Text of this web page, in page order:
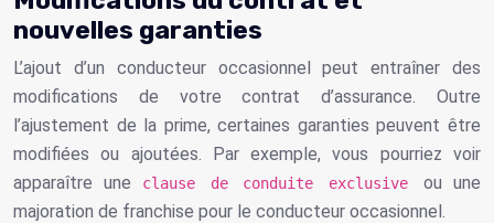
nouvelles garanties
L’ajout d’un conducteur occasionnel peut entraîner des
modifications de votre contrat d’assurance. Outre
l’ajustement de la prime, certaines garanties peuvent être
modifiées ou ajoutées. Par exemple, vous pourriez voir
apparaître une
clause de conduite exclusiveou une
majoration de franchise pour le conducteur occasionnel.